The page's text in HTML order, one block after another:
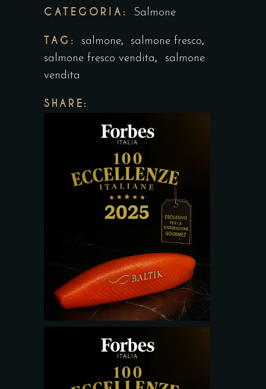
CATEGORIA: Salmone
TAG: salmone, salmone fresco,
salmone fresco vendita,
salmone
vendita
SHARE: